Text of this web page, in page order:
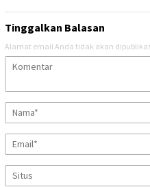
Tinggalkan Balasan
Alamat email Anda tidak akan